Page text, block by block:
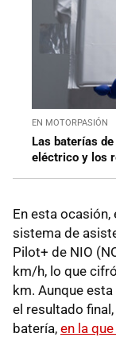
EN MOTORPASIÓN
Las baterías
eléctrico y los
En esta ocasión,
sistema de
Pilot+ de NIO
km/h, lo que
km. Aunque
el resultado
batería, en la